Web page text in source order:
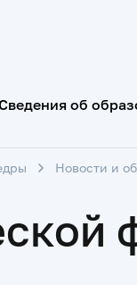
об
Новости и